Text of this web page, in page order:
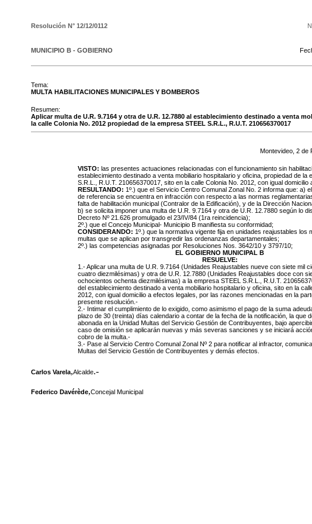
Resolución N° 12/12/0112
MUNICIPIO B - GOBIERNO
Tema:
MULTA HABILITACIONES MUNICIPALES Y BOMBEROS
Resumen:
Aplicar multa de U.R. 9.7164 y otra de U.R. 12.7880 al establecimiento destinado a venta
la calle Colonia No. 2012 propiedad de la empresa STEEL S.R.L., R.U.T. 210656370017
Montevideo, 2 de
VISTO: las presentes actuaciones relacionadas con el funcionamiento sin
establecimiento destinado a venta mobiliario hospitalario y oficina, propiedad de la
S.R.L., R.U.T. 210656370017, sito en la calle Colonia No. 2012, con igual domicilio
RESULTANDO: 1º.) que el Servicio Centro Comunal Zonal No. 2 informa que: a)
de referencia se encuentra en infracción con respecto a las normas
falta de habilitación municipal (Contralor de la Edificación), y de la Dirección
b) se solicita imponer una multa de U.R. 9.7164 y otra de U.R. 12.7880 según lo
Decreto Nº 21.626 promulgado el 23/IV/84 (1ra reincidencia);
2º.) que el Concejo Municipal- Municipio B manifiesta su conformidad;
CONSIDERANDO: 1º.) que la normativa vigente fija en unidades reajustables los
multas que se aplican por transgredir las ordenanzas departamentales;
2º.) las competencias asignadas por Resoluciones Nos. 3642/10 y 3797/10;
EL GOBIERNO MUNICIPAL B
RESUELVE:
1.- Aplicar una multa de U.R. 9.7164 (Unidades Reajustables nueve con siete mil
cuatro diezmilésimas) y otra de U.R. 12.7880 (Unidades Reajustables doce con
ochocientos ochenta diezmilésimas) a la empresa STEEL S.R.L., R.U.T.
del establecimiento destinado a venta mobiliario hospitalario y oficina, sito en la
2012, con igual domicilio a efectos legales, por las razones mencionadas en la
presente resolución.-
2.- Intimar el cumplimiento de lo exigido, como asimismo el pago de la suma
plazo de 30 (treinta) días calendario a contar de la fecha de la notificación, la que
abonada en la Unidad Multas del Servicio Gestión de Contribuyentes, bajo
caso de omisión se aplicarán nuevas y más severas sanciones y se iniciará
cobro de la multa.-
3.- Pase al Servicio Centro Comunal Zonal Nº 2 para notificar al infractor,
Multas del Servicio Gestión de Contribuyentes y demás efectos.
Carlos Varela,Alcalde.-
Federico Davérède,Concejal Municipal